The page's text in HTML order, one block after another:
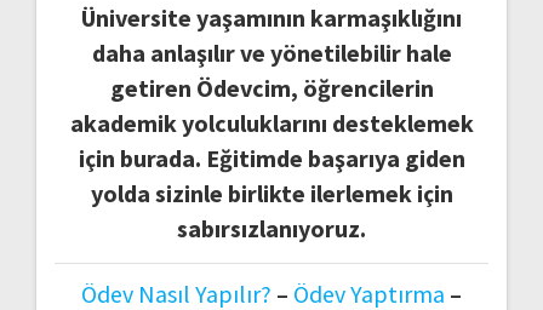
Üniversite yaşamının karmaşıklığını
daha anlaşılır ve yönetilebilir hale
getiren Ödevcim, öğrencilerin
akademik yolculuklarını desteklemek
için burada. Eğitimde başarıya giden
yolda sizinle birlikte ilerlemek için
sabırsızlanıyoruz.
Ödev Nasıl Yapılır? – Ödev Yaptırma –